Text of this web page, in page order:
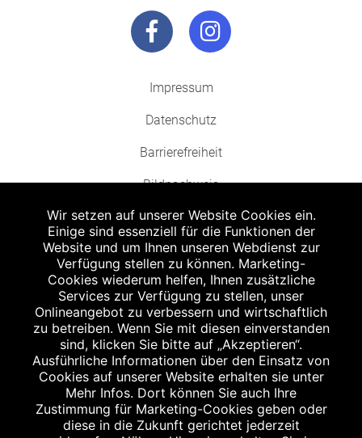
Impressum
Datenschutz
Barrierefreiheit
Bildnachweis
Abgabe in haushaltsüblichen Mengen, solange der Vorrat reicht. Für Druck-
und Satzfehler keine Haftung.
Zu Risiken und Nebenwirkungen lesen Sie die Packungsbeilage und fragen
Sie Ihren Arzt oder Apotheker.
Angabe nach der deutschen Arzneimitteltaxe Apothekenerstattungspreis
(AEP). Der AEP ist keine unverbindliche Preisempfehlung der Hersteller. Der
AEP ist ein von den Apotheken in Ansatz gebrachter Preis für rezeptfreie
Arzneimittel. Er entspricht in der Höhe dem für Apotheken verbindlichen
Abgabepreis, zu dem eine Apotheke in bestimmten Fällen (z.B. bei Kindern
unter 12 Jahren) das Produkt mit der gesetzlichen Krankenversicherung
abrechnet. Der AEP ist der allgemeine Erstattungspreis im Falle einer
Kostenübernahme durch die gesetzlichen Krankenkassen, vor Abzug eines
Wir setzen auf unserer Website Cookies ein.
Einige sind essenziell für die Funktionen der
Website und um Ihnen unseren Webdienst zur
Verfügung stellen zu können. Marketing-
Cookies wiederum helfen, Ihnen zusätzliche
Services zur Verfügung zu stellen, unser
Onlineangebot zu verbessern und wirtschaftlich
zu betreiben. Wenn Sie mit diesen einverstanden
sind, klicken Sie bitte auf „Akzeptieren“.
Ausführliche Informationen über den Einsatz von
Cookies auf unserer Website erhalten sie unter
Mehr Infos. Dort können Sie auch Ihre
Zustimmung für Marketing-Cookies geben oder
diese in die Zukunft gerichtet jederzeit